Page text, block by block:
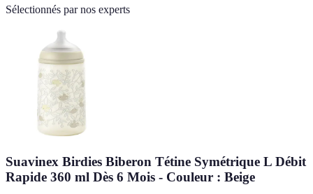
Sélectionnés par nos experts
Suavinex Birdies Biberon Tétine Symétrique L Débit
Rapide 360 ml Dès 6 Mois - Couleur : Beige